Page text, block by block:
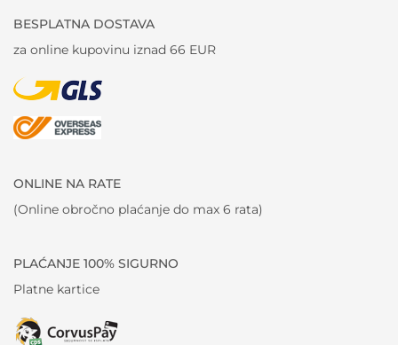
BESPLATNA DOSTAVA
za online kupovinu iznad 66 EUR
ONLINE NA RATE
(Online obročno plaćanje do max 6 rata)
PLAĆANJE 100% SIGURNO
Platne kartice